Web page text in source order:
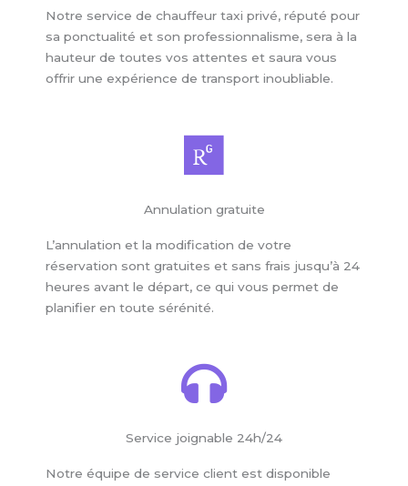
Notre service de chauffeur taxi privé, réputé pour
sa ponctualité et son professionnalisme, sera à la
hauteur de toutes vos attentes et saura vous
offrir une expérience de transport inoubliable.
Annulation gratuite
L’annulation et la modification de votre
réservation sont gratuites et sans frais jusqu’à 24
heures avant le départ, ce qui vous permet de
planifier en toute sérénité.
Service joignable 24h/24
Notre équipe de service client est disponible